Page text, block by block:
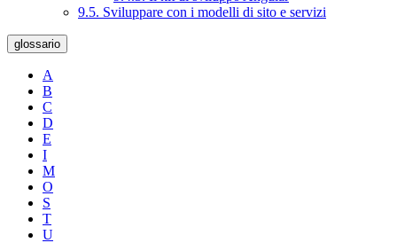
9.5. Sviluppare con i modelli di sito e servizi
glossario
A
B
C
D
E
I
M
O
S
T
U